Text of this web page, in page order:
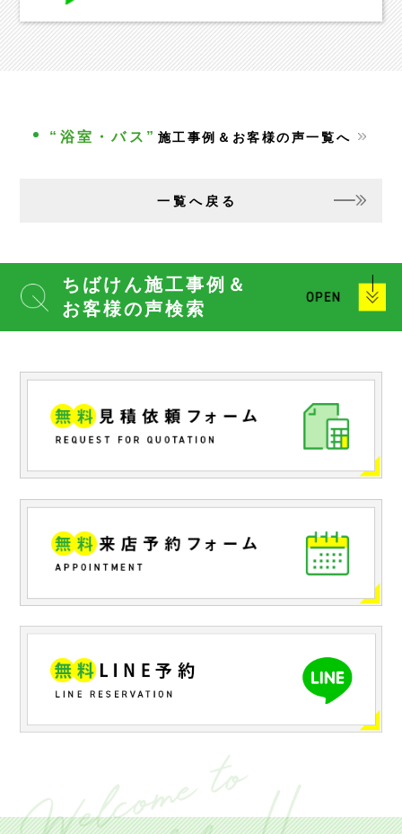
“浴室・バス” 施工事例＆お客様の声一覧へ
一覧へ戻る
ちばけん施工事例＆
お客様の声検索